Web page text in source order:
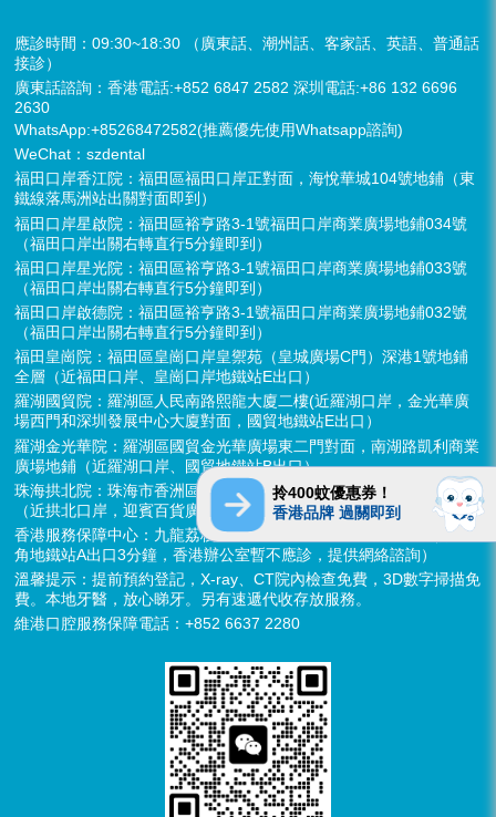
應診時間：09:30~18:30 （廣東話、潮州話、客家話、英語、普通話
接診）
廣東話諮詢：香港電話:+852 6847 2582 深圳電話:+86 132 6696
2630
WhatsApp:+85268472582(推薦優先使用Whatsapp諮詢)
WeChat：szdental
福田口岸香江院：福田區福田口岸正對面，海悅華城104號地鋪（東
鐵線落馬洲站出關對面即到）
福田口岸星啟院：福田區裕亨路3-1號福田口岸商業廣場地鋪034號
（福田口岸出關右轉直行5分鐘即到）
福田口岸星光院：福田區裕亨路3-1號福田口岸商業廣場地鋪033號
（福田口岸出關右轉直行5分鐘即到）
福田口岸啟德院：福田區裕亨路3-1號福田口岸商業廣場地鋪032號
（福田口岸出關右轉直行5分鐘即到）
福田皇崗院：福田區皇崗口岸皇禦苑（皇城廣場C門）深港1號地鋪
全層（近福田口岸、皇崗口岸地鐵站E出口）
羅湖國貿院：羅湖區人民南路熙龍大廈二樓(近羅湖口岸，金光華廣
場西門和深圳發展中心大廈對面，國貿地鐵站E出口）
羅湖金光華院：羅湖區國貿金光華廣場東二門對面，南湖路凱利商業
廣場地鋪（近羅湖口岸、國貿地鐵站B出口）
珠海拱北院：珠海市香洲區拱北迎賓南路1155號中建商業大廈15樓
（近拱北口岸，迎賓百貨廣場對面）
香港服務保障中心：九龍荔枝角長裕街11號定豐中心1306室（荔枝
角地鐵站A出口3分鐘，香港辦公室暫不應診，提供網絡諮詢）
溫馨提示：提前預約登記，X-ray、CT院內檢查免費，3D數字掃描免
費。本地牙醫，放心睇牙。另有速遞代收存放服務。
維港口腔服務保障電話：+852 6637 2280
拎400蚊優惠券！
香港品牌 過關即到